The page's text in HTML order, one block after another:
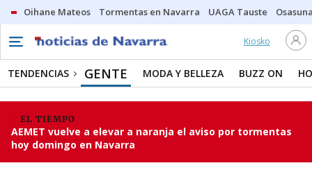
Oihane Mateos Tormentas en Navarra UAGA Tauste
Kiosko
TENDENCIAS GENTE MODA Y BELLEZA BUZZ ON
EL TIEMPO
AEMET vuelve a elevar a naranja el aviso por tormentas
hoy domingo en Navarra